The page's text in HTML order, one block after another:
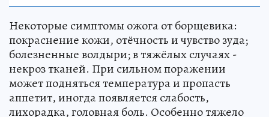
Некоторые симптомы ожога от борщевика:
покраснение кожи, отёчность и чувство зуда;
болезненные волдыри; в тяжёлых случаях -
некроз тканей. При сильном поражении
может подняться температура и пропасть
аппетит, иногда появляется слабость,
лихорадка, головная боль. Особенно тяжело